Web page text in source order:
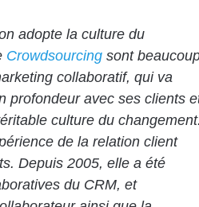
adopte la culture du
Crowdsourcingsont
collaboratif, qui va
profondeur avec ses clients
culture du changement.
de la relation client
Depuis 2005, elle a été
du CRM, et